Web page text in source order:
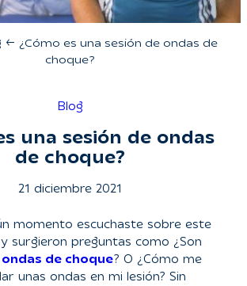
← ¿Cómo es una sesión de ondas de
choque?
Blog
una sesión de ondas
de choque?
21 diciembre 2021
momento escuchaste sobre este
surgieron preguntas como ¿Son
ondas de choque? O ¿Cómo me
unas ondas en mi lesión? Sin